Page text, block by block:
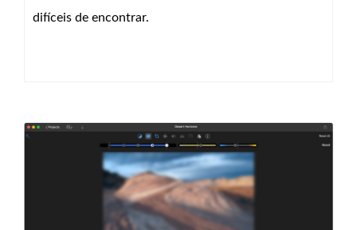
difíceis de encontrar.